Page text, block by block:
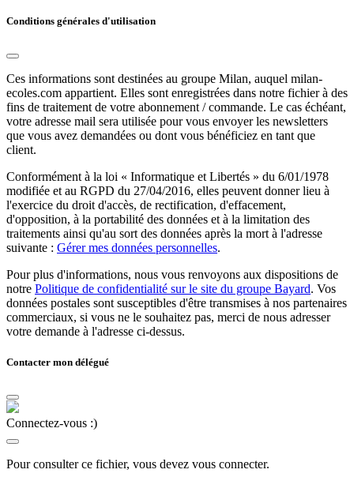
Conditions générales d'utilisation
Ces informations sont destinées au groupe Milan, auquel milan-
ecoles.com appartient. Elles sont enregistrées dans notre fichier à des
fins de traitement de votre abonnement / commande. Le cas échéant,
votre adresse mail sera utilisée pour vous envoyer les newsletters
que vous avez demandées ou dont vous bénéficiez en tant que
client.
Conformément à la loi « Informatique et Libertés » du 6/01/1978
modifiée et au RGPD du 27/04/2016, elles peuvent donner lieu à
l'exercice du droit d'accès, de rectification, d'effacement,
d'opposition, à la portabilité des données et à la limitation des
traitements ainsi qu'au sort des données après la mort à l'adresse
suivante : Gérer mes données personnelles.
Pour plus d'informations, nous vous renvoyons aux dispositions de
notre Politique de confidentialité sur le site du groupe Bayard. Vos
données postales sont susceptibles d'être transmises à nos partenaires
commerciaux, si vous ne le souhaitez pas, merci de nous adresser
votre demande à l'adresse ci-dessus.
Contacter mon délégué
Connectez-vous :)
Pour consulter ce fichier, vous devez vous connecter.